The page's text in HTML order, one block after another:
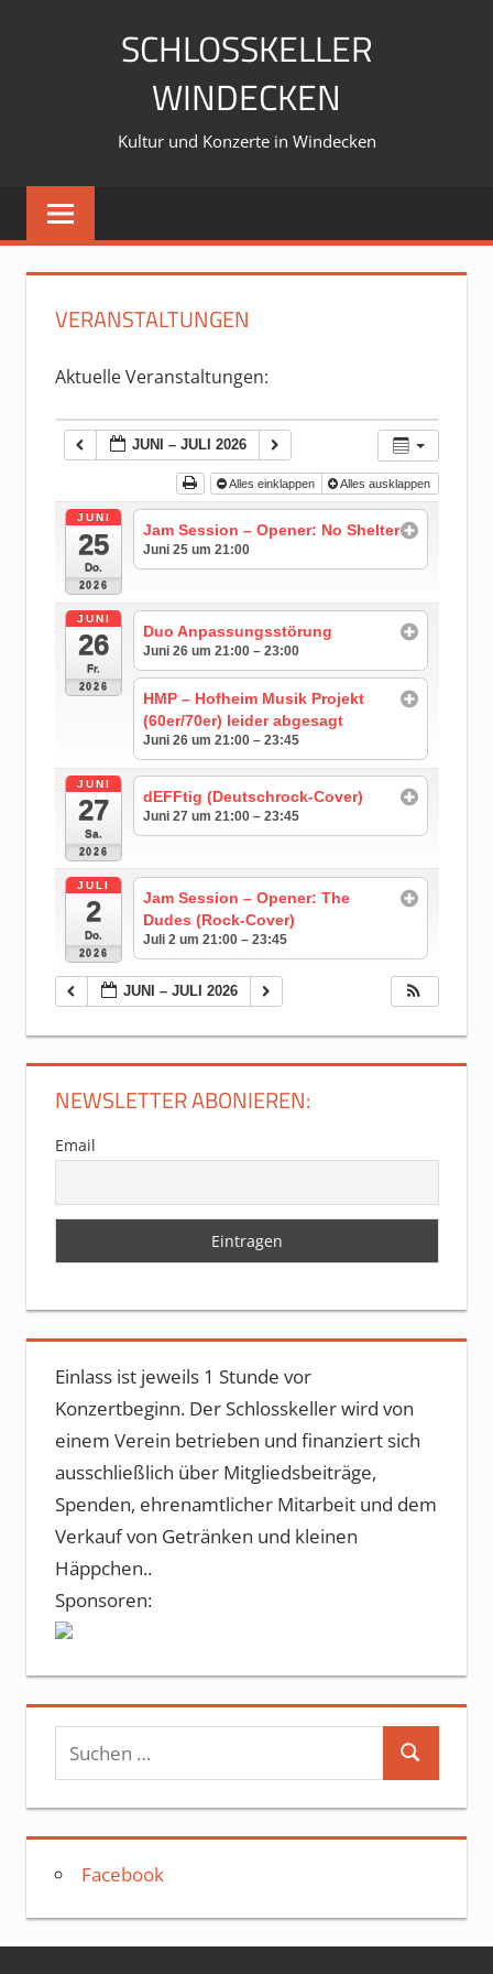
SCHLOSSKELLER
WINDECKEN
Kultur und Konzerte in Windecken
VERANSTALTUNGEN
Aktuelle Veranstaltungen:
JUNI – JULI 2026
Alles einklappen Alles ausklappen
JUNI
25
Do.
2026
Jam Session – Opener: No Shelter
Juni 25 um 21:00
JUNI
26
Fr.
2026
Duo Anpassungsstörung
Juni 26 um 21:00 – 23:00
HMP – Hofheim Musik Projekt
(60er/70er) leider abgesagt
Juni 26 um 21:00 – 23:45
JUNI
27
Sa.
2026
dEFFtig (Deutschrock-Cover)
Juni 27 um 21:00 – 23:45
JULI
2
Do.
2026
Jam Session – Opener: The
Dudes (Rock-Cover)
Juli 2 um 21:00 – 23:45
JUNI – JULI 2026
NEWSLETTER ABONIEREN:
Email
Einlass ist jeweils 1 Stunde vor
Konzertbeginn. Der Schlosskeller wird von
einem Verein betrieben und finanziert sich
ausschließlich über Mitgliedsbeiträge,
Spenden, ehrenamtlicher Mitarbeit und dem
Verkauf von Getränken und kleinen
Häppchen..
Sponsoren:
Suchen
nach:
Suchen
Facebook